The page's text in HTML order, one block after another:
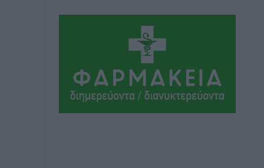
Ιάλυσος Β’: Νωρίς νωρίς μπήκαν στα
βάσανα της προετοιμασίας
πριν 9 ώρες
Εθνικός Αρχίπολης: Μεγάλο βήμα
προόδου η ίδρυση Ακαδημίας